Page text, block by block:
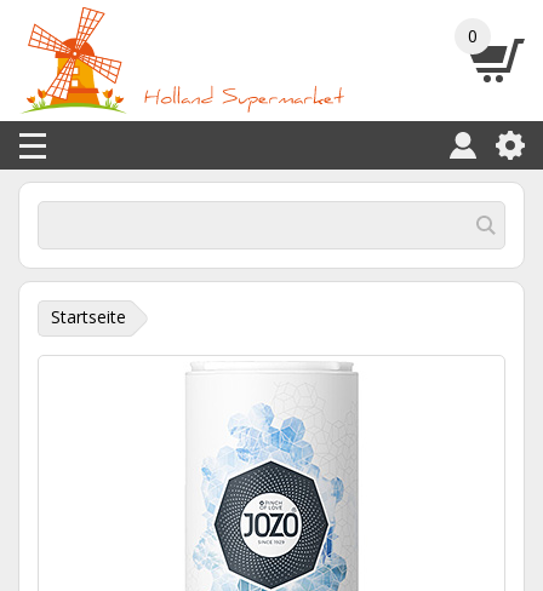
0
Startseite